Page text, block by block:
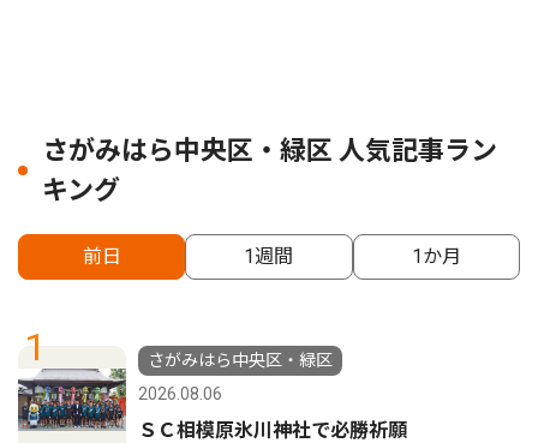
さがみはら中央区・緑区 人気記事ラン
キング
前日 1週間 1か月
1
さがみはら中央区・緑区
2026.08.06
ＳＣ相模原氷川神社で必勝祈願